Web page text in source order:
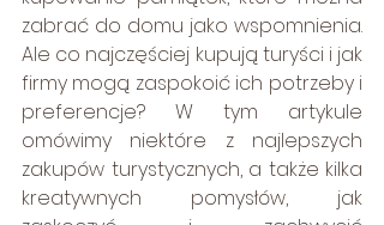
zabrać do domu jako wspomnienia.
Ale co najczęściej kupują turyści i jak
firmy mogą zaspokoić ich potrzeby i
preferencje? W tym artykule
omówimy niektóre z najlepszych
zakupów turystycznych, a także kilka
kreatywnych pomysłów, jak